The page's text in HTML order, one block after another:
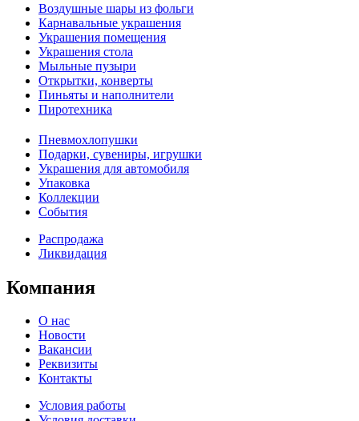
Воздушные шары из фольги
Карнавальные украшения
Украшения помещения
Украшения стола
Мыльные пузыри
Открытки, конверты
Пиньяты и наполнители
Пиротехника
Пневмохлопушки
Подарки, сувениры, игрушки
Украшения для автомобиля
Упаковка
Коллекции
События
Распродажа
Ликвидация
Компания
О нас
Новости
Вакансии
Реквизиты
Контакты
Условия работы